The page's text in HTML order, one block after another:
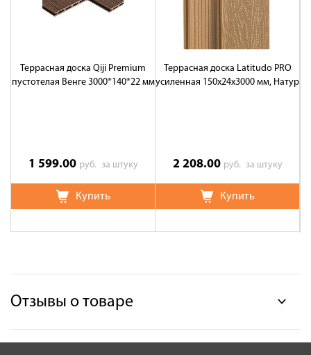
Террасная доска Qiji Premium
пустотелая Венге 3000*140*22 мм
1 599.00 руб. за штуку
Купить
Террасная доска Latitudo PRO
усиленная 150х24х3000 мм, Натур
2 208.00 руб. за штуку
Купить
Отзывы о товаре